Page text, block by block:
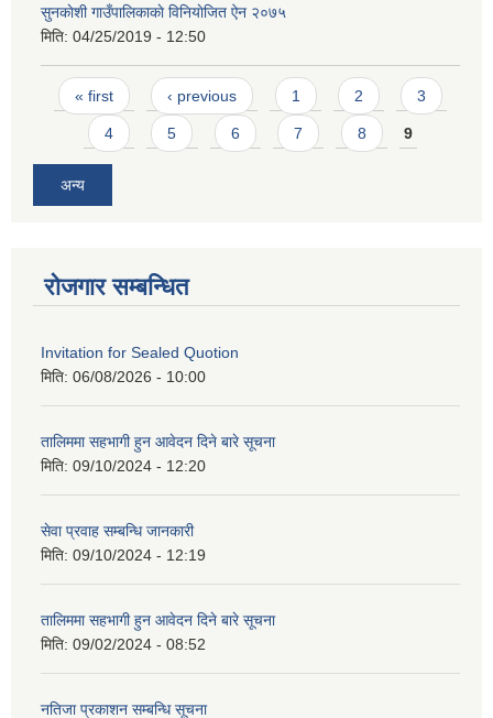
सुनकाेशी गाउँपालिकाकाे विनियाेजित ऐन २०७५
मिति: 04/25/2019 - 12:50
Pages
« first ‹ previous 1 2 3
4 5 6 7 8 9
अन्य
रोजगार सम्बन्धित
Invitation for Sealed Quotion
मिति: 06/08/2026 - 10:00
तालिममा सहभागी हुन आवेदन दिने बारे सूचना
मिति: 09/10/2024 - 12:20
सेवा प्रवाह सम्बन्धि जानकारी
मिति: 09/10/2024 - 12:19
तालिममा सहभागी हुन आवेदन दिने बारे सूचना
मिति: 09/02/2024 - 08:52
नतिजा प्रकाशन सम्बन्धि सूचना